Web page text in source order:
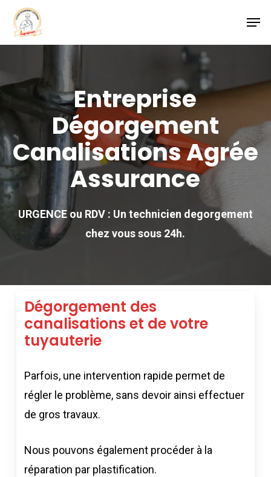
Skip
main
Entreprise
Dégorgement
Canalisations Agrée
Assurance
URGENCE ou RDV : Un technicien degorgement
chez vous sous 24h.
Dégorgement des
canalisations et de votre
tuyauterie
Parfois, une intervention rapide permet de
régler le problème, sans devoir ainsi effectuer
de gros travaux.
Nous pouvons également procéder à la
réparation par plastification.